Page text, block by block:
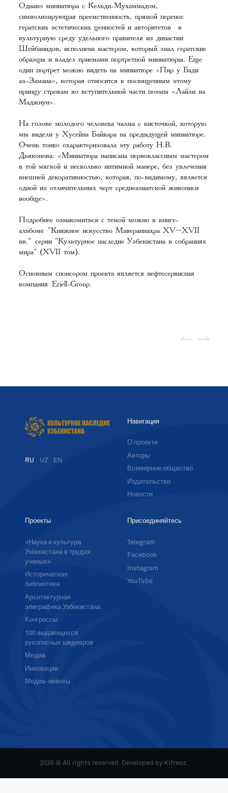
Однако миниатюра с Кельди-Мухаммадом,
символизирующая преемственность, прямой перенос
гератских эстетических ценностей и авторитетов в
культурную среду удельного правителя из династии
Шейбанидов, исполнена мастером, который знал гератские
образцы и владел приемами портретной миниатюры. Еще
один портрет можно видеть на миниатюре «Пир у Бади
аз-Замана», которая относится к посвященным этому
принцу строкам во вступительной части поэмы «Лайли ва
Маджнун».
На голове молодого человека чалма с кисточкой, которую
мы видели у Хусейна Байкара на предыдущей миниатюре.
Очень тонко охарактеризовала эту работу Н.В.
Дьяконова: «Миниатюра написана первоклассным мастером
в той мягкой и несколько интимной манере, без увлечения
внешней декоративностью, которая, по-видимому, является
одной из отличительных черт среднеазиатской живописи
вообще».
Подробнее ознакомиться с темой можно в книге-
альбоме "Книжное искусство Мавераннахра XV–XVII
вв." серии "Культурное наследие Узбекистана в собраниях
мира" (XVII том).
Основным спонсором проекта является нефтесервисная
компанияEriell-Group.
RU UZ EN
Навигация
О проекте
Авторы
Всемирное общество
Издательство
Новости
Проекты
«Наука и культура
Узбекистана в трудах
ученых»
Историческая
библиотека
Архитектурная
эпиграфика Узбекистана
Конгрессы
100 выдающихся
рукописных шедевров
Медиа
Инновации
Медиа-ивенты
Присоединяйтесь
Telegram
Facebook
Instagram
YouTube
2026 © All rights reserved. Developed by Kifreez.